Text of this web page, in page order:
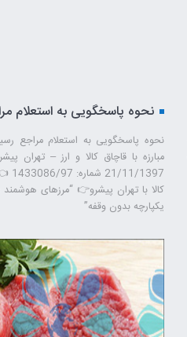
مبارزه با قاچاق کالا و ارز – تهران
کالا با تهران پیشرو👉 “مرزهای
یکپارچه بدون وقفه”